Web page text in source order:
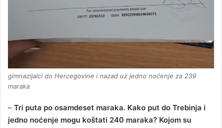
gimnazijalci do Hercegovine i nazad uz jedno noćenje za 239
maraka
– Tri puta po osamdeset maraka. Kako put do Trebinja i
jedno noćenje mogu koštati 240 maraka? Kojom su